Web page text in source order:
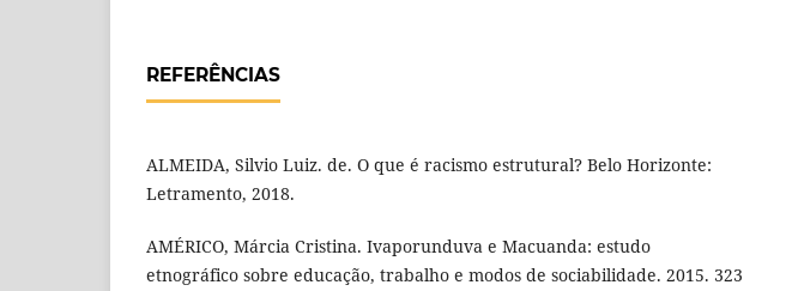
REFERÊNCIAS
ALMEIDA, Silvio Luiz. de. O que é racismo estrutural? Belo Horizonte:
Letramento, 2018.
AMÉRICO, Márcia Cristina. Ivaporunduva e Macuanda: estudo
etnográfico sobre educação, trabalho e modos de sociabilidade. 2015. 323